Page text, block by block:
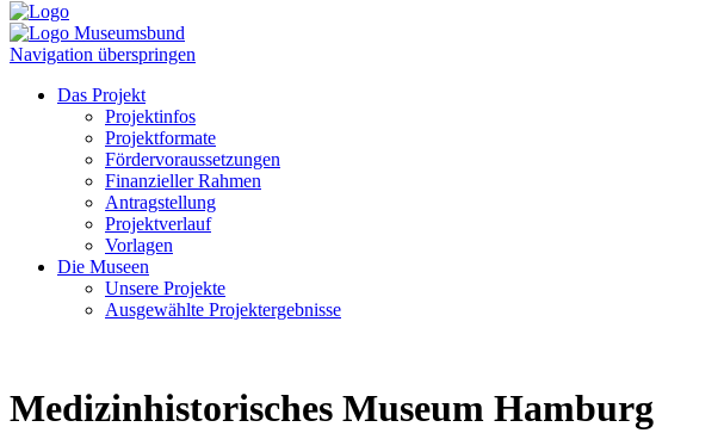
Navigation überspringen
Das Projekt
Projektinfos
Projektformate
Fördervoraussetzungen
Finanzieller Rahmen
Antragstellung
Projektverlauf
Vorlagen
Die Museen
Unsere Projekte
Ausgewählte Projektergebnisse
Medizinhistorisches Museum Hamburg